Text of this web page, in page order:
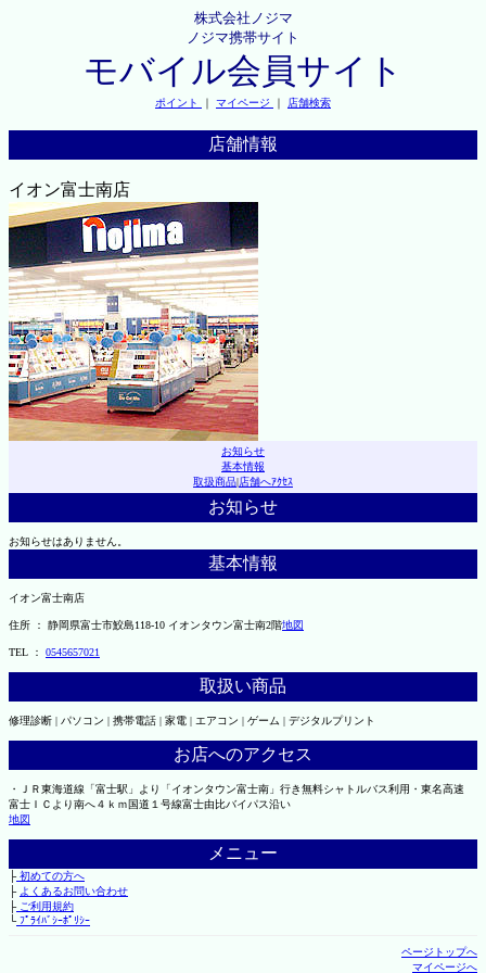
株式会社ノジマ
ノジマ携帯サイト
モバイル会員サイト
ポイント ｜ マイページ ｜ 店舗検索
店舗情報
イオン富士南店
お知らせ
基本情報
取扱商品|店舗へｱｸｾｽ
お知らせ
お知らせはありません。
基本情報
イオン富士南店
住所 ： 静岡県富士市鮫島118-10 イオンタウン富士南2階地図
TEL ： 0545657021
取扱い商品
修理診断 | パソコン | 携帯電話 | 家電 | エアコン | ゲーム | デジタルプリント
お店へのアクセス
・ＪＲ東海道線「富士駅」より「イオンタウン富士南」行き無料シャトルバス利用・東名高速
富士ＩＣより南へ４ｋｍ国道１号線富士由比バイパス沿い
地図
メニュー
├初めての方へ
├ よくあるお問い合わせ
├ご利用規約
└ﾌﾟﾗｲﾊﾞｼｰﾎﾟﾘｼｰ
ページトップへ
マイページへ